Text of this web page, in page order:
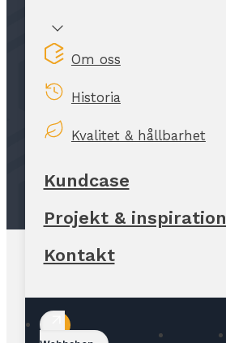
Om oss
Historia
Kvalitet & hållbarhet
Kundcase
Projekt & inspiration
Kontakt